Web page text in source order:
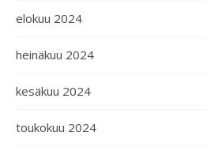
elokuu 2024
heinäkuu 2024
kesäkuu 2024
toukokuu 2024